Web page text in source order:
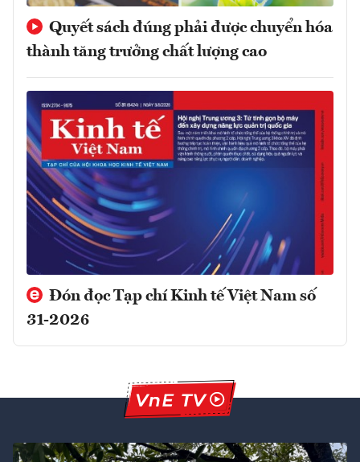
Quyết sách đúng phải được chuyển hóa
thành tăng trưởng chất lượng cao
Đón đọc Tạp chí Kinh tế Việt Nam số
31-2026